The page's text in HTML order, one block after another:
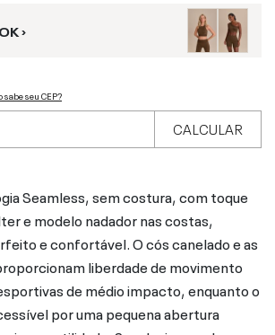
›
sabe seu CEP?
CALCULAR
Seamless, sem costura, com toque
e modelo nadador nas costas,
e confortável. O cós canelado e as
liberdade de movimento
de médio impacto, enquanto o
por uma pequena abertura